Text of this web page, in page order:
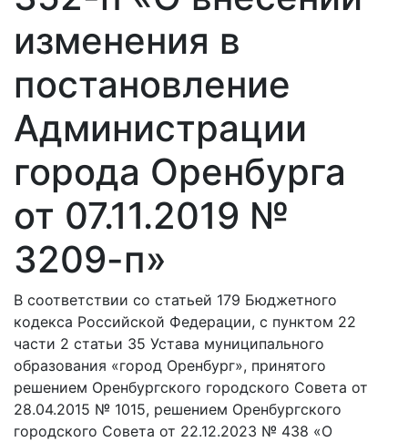
изменения в
постановление
Администрации
города Оренбурга
от 07.11.2019 №
3209-п»
В соответствии со статьей 179 Бюджетного
кодекса Российской Федерации, c пунктом 22
части 2 статьи 35 Устава муниципального
образования «город Оренбург», принятого
решением Оренбургского городского Совета от
28.04.2015 № 1015, решением Оренбургского
городского Совета от 22.12.2023 № 438 «О